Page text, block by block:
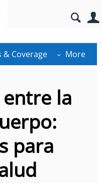
& Coverage More
la
para